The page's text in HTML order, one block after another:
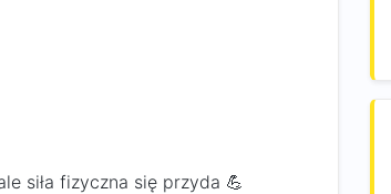
siła fizyczna się przyda 💪